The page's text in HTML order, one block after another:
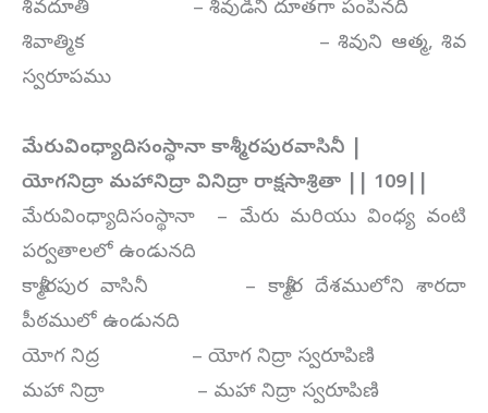
శివదూతి – శివుడిని దూతగా పంపినది
శివాత్మిక – శివుని ఆత్మ, శివ
స్వరూపము
మేరువింధ్యాదిసంస్థానా కాశ్మీరపురవాసినీ |
యోగనిద్రా మహానిద్రా వినిద్రా రాక్షసాశ్రితా || 109||
మేరువింధ్యాదిసంస్థానా – మేరు మరియు వింధ్య వంటి
పర్వతాలలో ఉండునది
కాశ్మీరపుర వాసినీ – కాశ్మీర దేశములోని శారదా
పీఠములో ఉండునది
యోగ నిద్ర – యోగ నిద్రా స్వరూపిణి
మహా నిద్రా – మహా నిద్రా స్వరూపిణి